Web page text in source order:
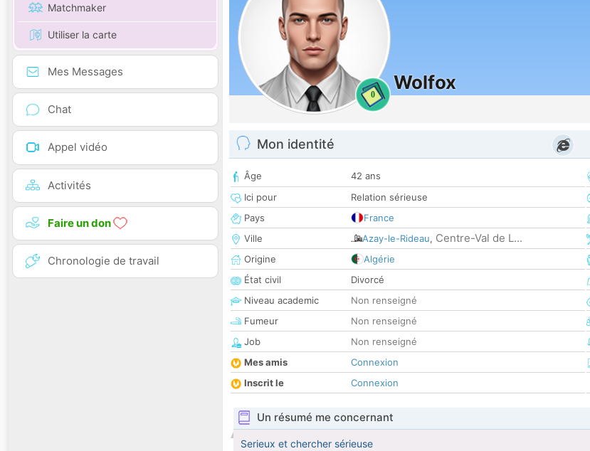
Matchmaker
Utiliser la carte
Mes Messages
Chat
Appel vidéo
Activités
Faire un don
Chronologie de travail
0
Wolfox
Mon identité
Âge
42 ans
Ici pour
Relation sérieuse
Pays
France
Ville
Azay-le-Rideau, Centre-Val de L...
Origine
Algérie
État civil
Divorcé
Niveau academic
Non renseigné
Fumeur
Non renseigné
Job
Non renseigné
Mes amis
Connexion
Inscrit le
Connexion
Un résumé me concernant
Serieux et chercher sérieuse